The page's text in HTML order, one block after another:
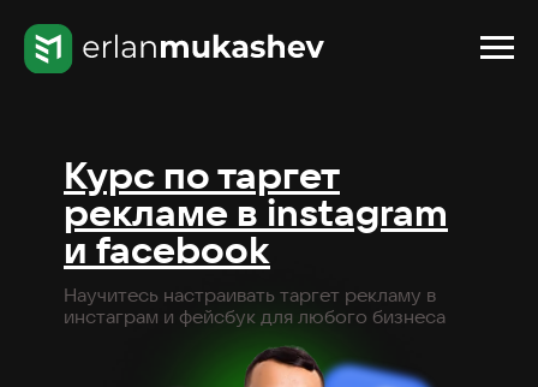
Курс по таргет
рекламе в instagram
и facebook
Научитесь настраивать таргет рекламу в
инстаграм и фейсбук для любого бизнеса